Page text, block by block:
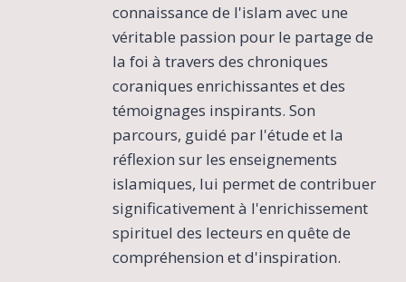
connaissance de l'islam avec une
véritable passion pour le partage de
la foi à travers des chroniques
coraniques enrichissantes et des
témoignages inspirants. Son
parcours, guidé par l'étude et la
réflexion sur les enseignements
islamiques, lui permet de contribuer
significativement à l'enrichissement
spirituel des lecteurs en quête de
compréhension et d'inspiration.